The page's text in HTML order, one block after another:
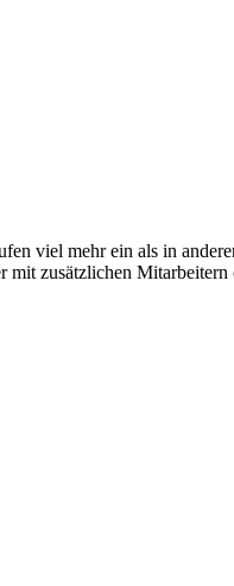
viel mehr ein als in
zusätzlichen